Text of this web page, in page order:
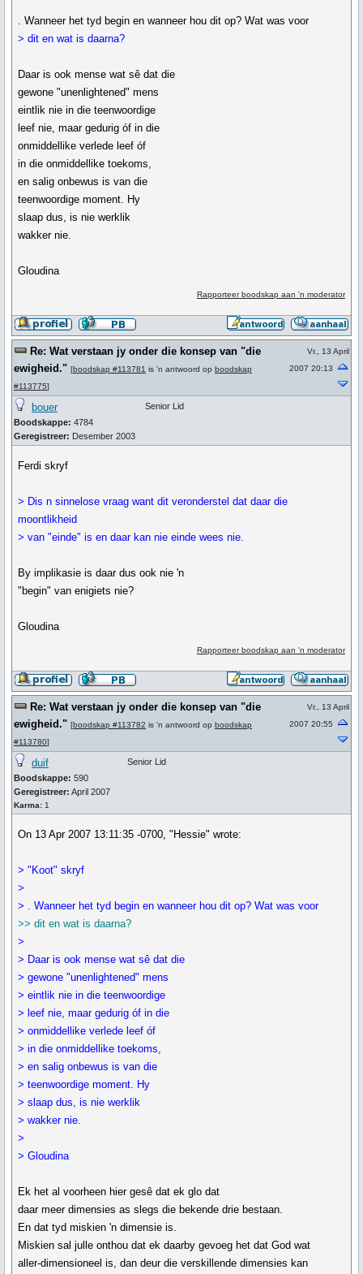
. Wanneer het tyd begin en wanneer hou dit op? Wat was voor
> dit en wat is daarna?
Daar is ook mense wat sê dat die
gewone "unenlightened" mens
eintlik nie in die teenwoordige
leef nie, maar gedurig óf in die
onmiddellike verlede leef óf
in die onmiddellike toekoms,
en salig onbewus is van die
teenwoordige moment. Hy
slaap dus, is nie werklik
wakker nie.
Gloudina
Rapporteer boodskap aan 'n moderator
Re: Wat verstaan jy onder die konsep van "die
ewigheid." [boodskap #113781 is 'n antwoord op boodskap
#113775]
Vr., 13 April
2007 20:13
bouer
Boodskappe: 4784
Geregistreer: Desember 2003
Senior Lid
Ferdi skryf
> Dis n sinnelose vraag want dit veronderstel dat daar die
moontlikheid
> van "einde" is en daar kan nie einde wees nie.
By implikasie is daar dus ook nie 'n
"begin" van enigiets nie?
Gloudina
Rapporteer boodskap aan 'n moderator
Re: Wat verstaan jy onder die konsep van "die
ewigheid." [boodskap #113782 is 'n antwoord op boodskap
#113780]
Vr., 13 April
2007 20:55
duif
Boodskappe: 590
Geregistreer: April 2007
Karma: 1
Senior Lid
On 13 Apr 2007 13:11:35 -0700, "Hessie" wrote:
> "Koot" skryf
>
> . Wanneer het tyd begin en wanneer hou dit op? Wat was voor
>> dit en wat is daarna?
>
> Daar is ook mense wat sê dat die
> gewone "unenlightened" mens
> eintlik nie in die teenwoordige
> leef nie, maar gedurig óf in die
> onmiddellike verlede leef óf
> in die onmiddellike toekoms,
> en salig onbewus is van die
> teenwoordige moment. Hy
> slaap dus, is nie werklik
> wakker nie.
>
> Gloudina
Ek het al voorheen hier gesê dat ek glo dat
daar meer dimensies as slegs die bekende drie bestaan.
En dat tyd miskien 'n dimensie is.
Miskien sal julle onthou dat ek daarby gevoeg het dat God wat
aller-dimensioneel is, dan deur die verskillende dimensies kan